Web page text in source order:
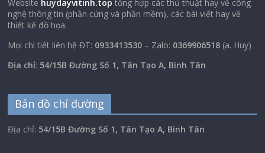
Website huydayvitinh.top tổng hợp các thủ thuật hay về công
nghệ thông tin (phần cứng và phần mềm), các bài viết hay về
thiết kế đồ họa.
Mọi chi tiết liên hệ ĐT: 0933413530 – Zalo: 0369906518 (a. Huy)
Địa chỉ: 54/15B Đường Số 1, Tân Tạo A, Bình Tân
Bản đồ chỉ đường
Địa chỉ: 54/15B Đường Số 1, Tân Tạo A, Bình Tân